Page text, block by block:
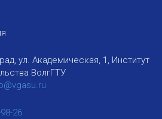
ул. Академическая, 1, Институт
ВолгГТУ
26